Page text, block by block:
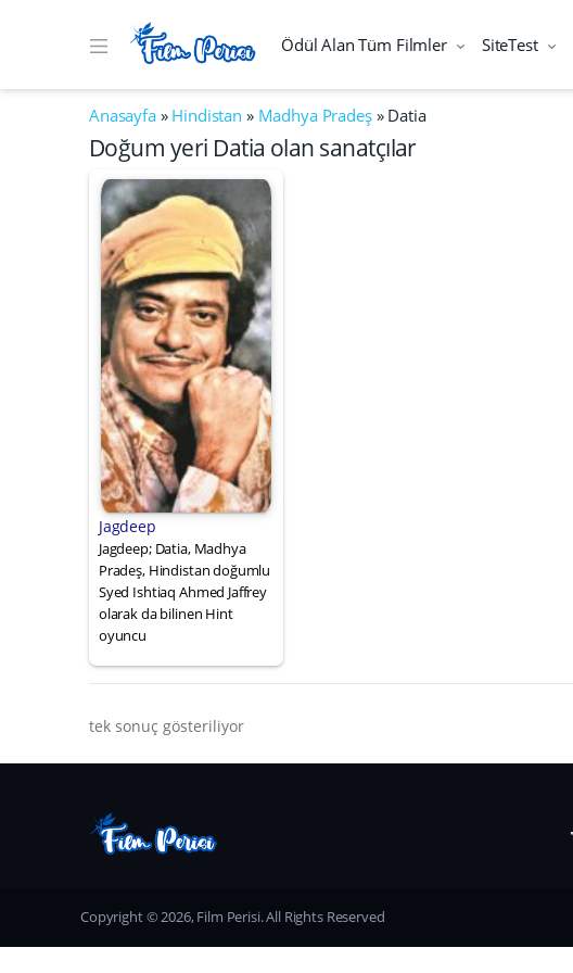
Ödül Alan Tüm Filmler SiteTest
Anasayfa» Hindistan » Madhya Pradeş» Datia
Doğum yeri Datia olan sanatçılar
Jagdeep
Jagdeep; Datia, Madhya
Pradeş, Hindistan doğumlu
Syed Ishtiaq Ahmed Jaffrey
olarak da bilinen Hint
oyuncu
tek sonuç gösteriliyor
Copyright © 2026, Film Perisi. All Rights Reserved